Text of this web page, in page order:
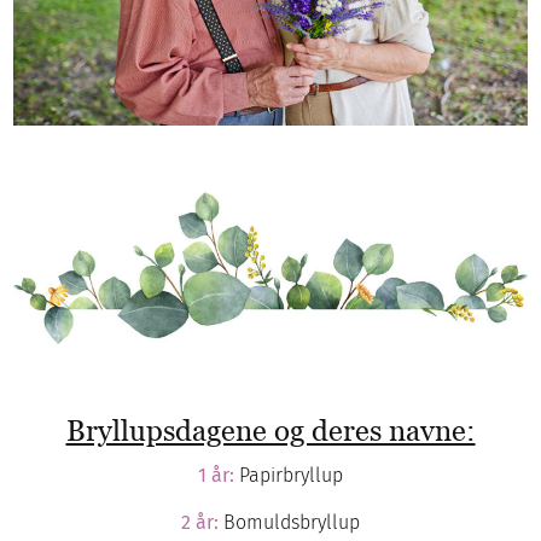
Bryllupsdagene og deres navne:
1 år: Papirbryllup
2 år: Bomuldsbryllup